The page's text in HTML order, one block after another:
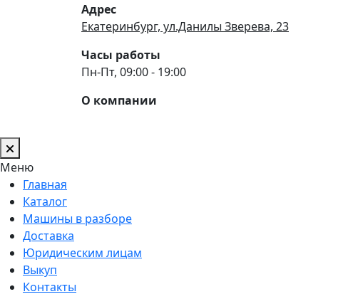
Адрес
Екатеринбург, ул.Данилы Зверева, 23
Часы работы
Пн-Пт, 09:00 - 19:00
О компании
Меню
Главная
Каталог
Машины в разборе
Доставка
Юридическим лицам
Выкуп
Контакты